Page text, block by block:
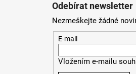
Odebírat newsletter
Nezmeškejte žádné
E-mail
Vložením e-mailu